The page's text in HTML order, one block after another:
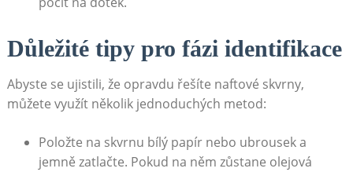
Důležité tipy pro fázi identifikace
Abyste se ujistili, že opravdu řešíte naftové skvrny,
můžete využít několik jednoduchých metod:
Položte na skvrnu bílý papír nebo ubrousek a
jemně zatlačte. Pokud na něm zůstane olejová